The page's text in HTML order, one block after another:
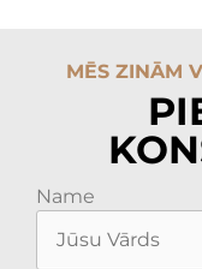
MĒS ZINĀM
Name